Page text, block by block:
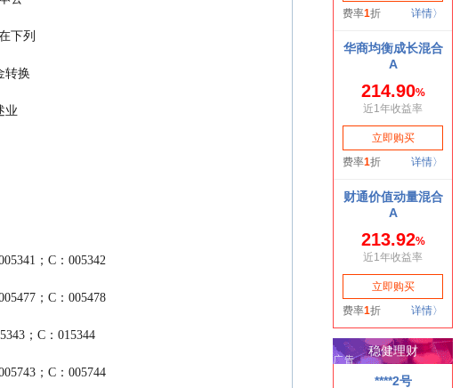
在下列
转换
业
A：005341；C：005342
A：005477；C：005478
A：015343；C：015344
A：005743；C：005744